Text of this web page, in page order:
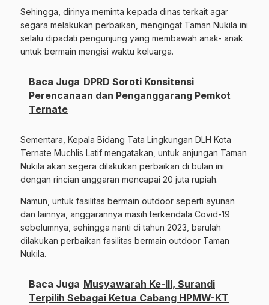
Sehingga, dirinya meminta kepada dinas terkait agar
segara melakukan perbaikan, mengingat Taman Nukila ini
selalu dipadati pengunjung yang membawah anak- anak
untuk bermain mengisi waktu keluarga.
Baca Juga DPRD Soroti Konsitensi
Perencanaan dan Penganggarang Pemkot
Ternate
Sementara, Kepala Bidang Tata Lingkungan DLH Kota
Ternate Muchlis Latif mengatakan, untuk anjungan Taman
Nukila akan segera dilakukan perbaikan di bulan ini
dengan rincian anggaran mencapai 20 juta rupiah.
Namun, untuk fasilitas bermain outdoor seperti ayunan
dan lainnya, anggarannya masih terkendala Covid-19
sebelumnya, sehingga nanti di tahun 2023, barulah
dilakukan perbaikan fasilitas bermain outdoor Taman
Nukila.
Baca Juga Musyawarah Ke-III, Surandi
Terpilih Sebagai Ketua Cabang HPMW-KT